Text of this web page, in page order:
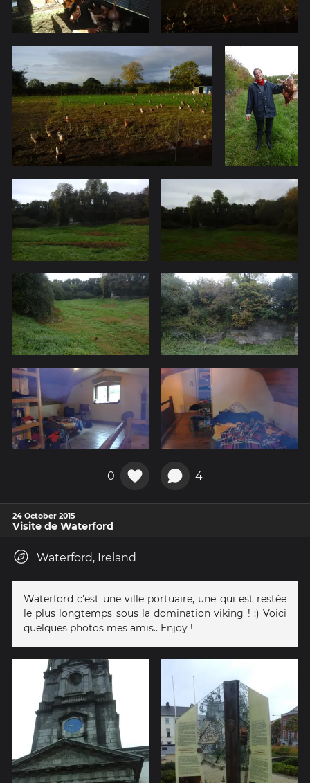
0 4
24 October 2015
Visite de Waterford
Waterford, Ireland
Waterford c'est une ville portuaire, une qui est restée
le plus longtemps sous la domination viking ! :) Voici
quelques photos mes amis.. Enjoy !